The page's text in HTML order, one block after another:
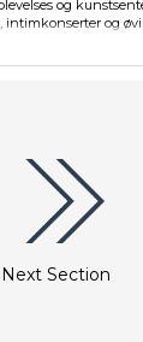
og
intimkonserter og
Uformelt blir
Next Section